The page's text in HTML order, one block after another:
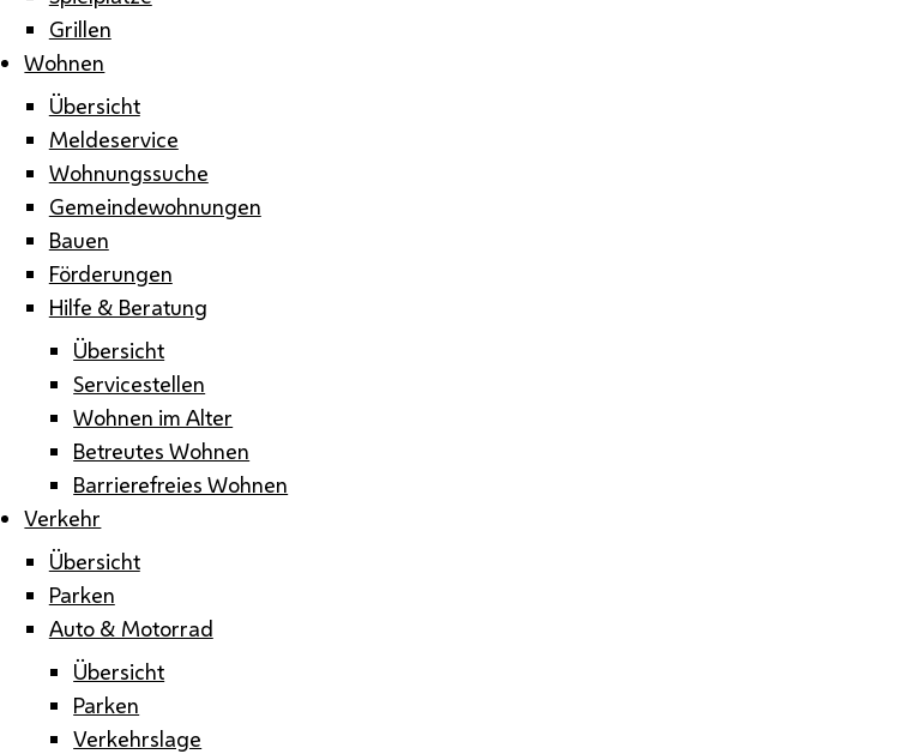
Grillen
Wohnen
Übersicht
Meldeservice
Wohnungssuche
Gemeindewohnungen
Bauen
Förderungen
Hilfe & Beratung
Übersicht
Servicestellen
Wohnen im Alter
Betreutes Wohnen
Barrierefreies Wohnen
Verkehr
Übersicht
Parken
Auto & Motorrad
Übersicht
Parken
Verkehrslage